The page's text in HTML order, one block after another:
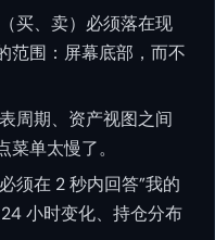
买、卖）必须落在现
范围：屏幕底部，而不
周期、资产视图之间
单太慢了。
须在 2 秒内回答”我的
小时变化、持仓分布